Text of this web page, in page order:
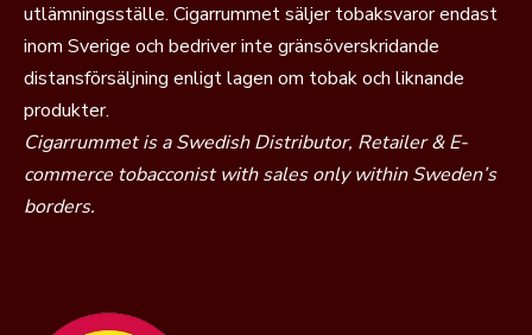
utlämningsställe. Cigarrummet säljer tobaksvaror endast
inom Sverige och bedriver inte gränsöverskridande
distansförsäljning enligt lagen om tobak och liknande
produkter.
Cigarrummet is a Swedish Distributor, Retailer & E-
commerce tobacconist with sales only within Sweden’s
borders.